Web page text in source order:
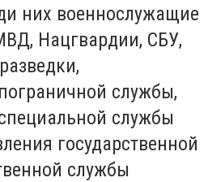
них военнослужащие
Нацгвардии, СБУ,
службы,
службы
государственной
службы